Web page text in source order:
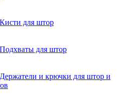
Кисти для штор
Подхваты для штор
Держатели и крючки для штор и